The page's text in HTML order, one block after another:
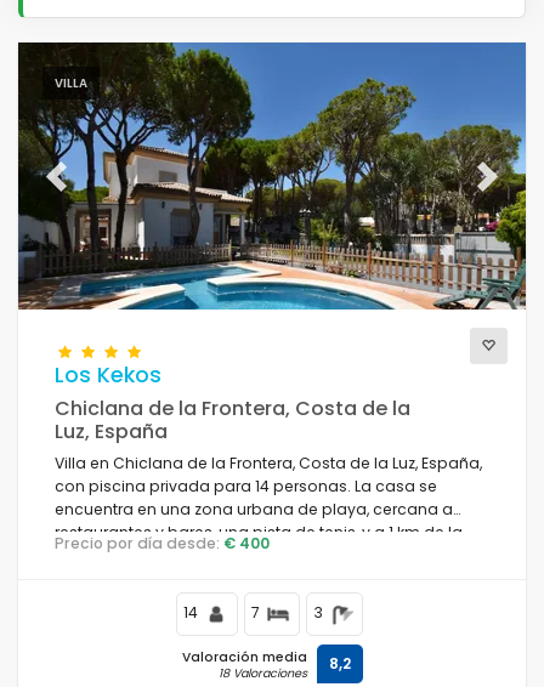
VILLA
Previous Next
Los Kekos
Chiclana de la Frontera, Costa de la
Luz, España
Villa en Chiclana de la Frontera, Costa de la Luz, España,
con piscina privada para 14 personas. La casa se
encuentra en una zona urbana de playa, cercana a
restaurantes y bares, una pista de tenis, y a 1 km de la
playa de La Barrosa.
Precio por día desde: € 400
14 7 3
Valoración media
18 Valoraciones 8,2